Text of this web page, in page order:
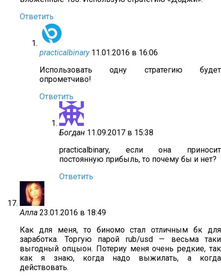
Ответить
practicalbinary 11.01.2016 в 16:06
Использовать одну стратегию будет
опрометчиво!
Ответить
Богдан 11.09.2017 в 15:38
practicalbinary, если она приносит
постоянную прибыль, то почему бы и нет?
Ответить
Алла 23.01.2016 в 18:49
Как для меня, то биномо стал отличным бк для
заработка. Торгую парой rub/usd — весьма таки
выгодный опцыон. Потериу меня очень редкие, так
как я знаю, когда надо выжилать, а когда
действовать.